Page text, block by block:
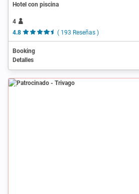
Hotel con piscina
4
4.8
( 193 Reseñas )
Booking
Detalles
Patrocinado